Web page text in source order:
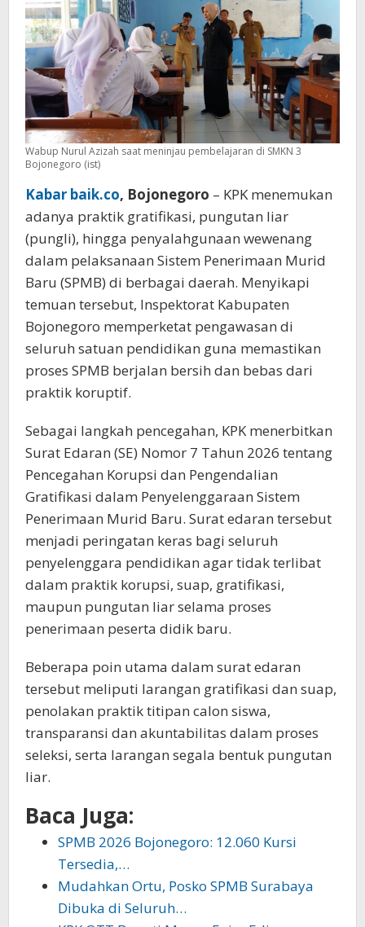
Wabup Nurul Azizah saat meninjau pembelajaran di SMKN 3
Bojonegoro (ist)
Kabar baik.co, Bojonegoro – KPK menemukan
adanya praktik gratifikasi, pungutan liar
(pungli), hingga penyalahgunaan wewenang
dalam pelaksanaan Sistem Penerimaan Murid
Baru (SPMB) di berbagai daerah. Menyikapi
temuan tersebut, Inspektorat Kabupaten
Bojonegoro memperketat pengawasan di
seluruh satuan pendidikan guna memastikan
proses SPMB berjalan bersih dan bebas dari
praktik koruptif.
Sebagai langkah pencegahan, KPK menerbitkan
Surat Edaran (SE) Nomor 7 Tahun 2026 tentang
Pencegahan Korupsi dan Pengendalian
Gratifikasi dalam Penyelenggaraan Sistem
Penerimaan Murid Baru. Surat edaran tersebut
menjadi peringatan keras bagi seluruh
penyelenggara pendidikan agar tidak terlibat
dalam praktik korupsi, suap, gratifikasi,
maupun pungutan liar selama proses
penerimaan peserta didik baru.
Beberapa poin utama dalam surat edaran
tersebut meliputi larangan gratifikasi dan suap,
penolakan praktik titipan calon siswa,
transparansi dan akuntabilitas dalam proses
seleksi, serta larangan segala bentuk pungutan
liar.
Baca Juga:
SPMB 2026 Bojonegoro: 12.060 Kursi
Tersedia,…
Mudahkan Ortu, Posko SPMB Surabaya
Dibuka di Seluruh…